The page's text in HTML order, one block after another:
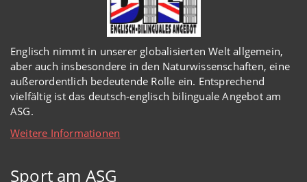
Englisch nimmt in unserer globalisierten Welt allgemein,
aber auch insbesondere in den Naturwissenschaften, eine
außerordentlich bedeutende Rolle ein. Entsprechend
vielfältig ist das deutsch-englisch bilinguale Angebot am
ASG.
Weitere Informationen
Sport am ASG